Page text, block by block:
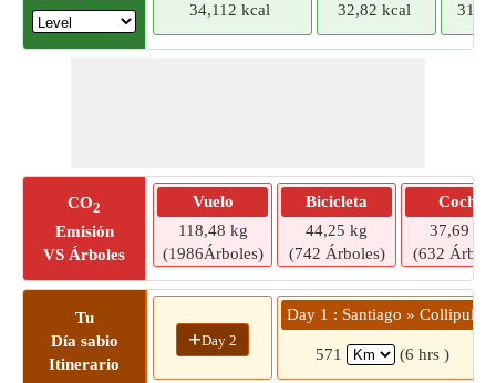
34,112 kcal 32,82 kcal
CO2
Emisión
VS Árboles
Vuelo
118,48 kg
(1986Árboles)
Bicicleta
44,25 kg
(742 Árboles)
Coche
37,69 kg
(632
Tu
Día sabio
Itinerario
+Day 2
Day 1 : Santiago » Collipulli
571 (6 hrs )